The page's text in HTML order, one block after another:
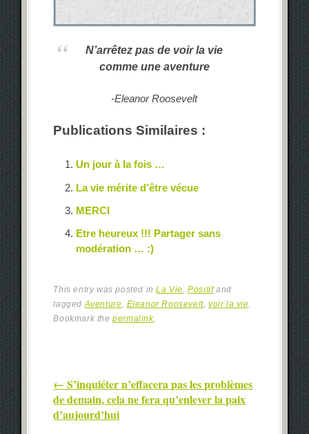
N’arrêtez pas de voir la vie
comme une aventure
-Eleanor Roosevelt
Publications Similaires :
Un jour à la fois …
La vie mérite d’être vécue
MERCI
Etre heureux !!! Partager sans
modération … :)
This entry was posted inLa Vie ,Positifand
tagged Aventure Eleanor Roosevelt,voir la vie
Bookmark thepermalink.
Post navigation
← S’inquiéter n’effacera pas les problèmes
de demain, cela ne fera qu’enlever la paix
d’aujourd’hui